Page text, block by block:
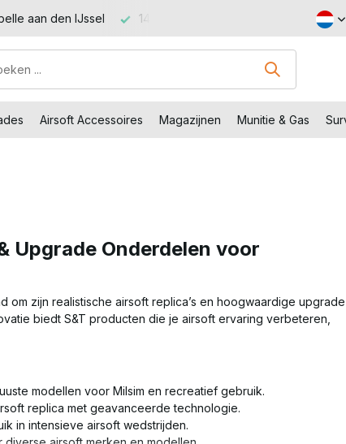
aan den IJssel 14 dagen retourtermijn – zonder
Airsoft Accessoires Magazijnen Munitie & Gas
Upgrade Onderdelen voor
zijn realistische airsoft replica’s en hoogwaardige upgrade
biedt S&T producten die je airsoft ervaring verbeteren,
modellen voor Milsim en recreatief gebruik.
replica met geavanceerde technologie.
in intensieve airsoft wedstrijden.